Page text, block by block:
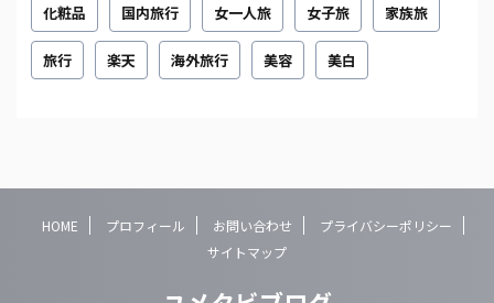
化粧品 国内旅行 女一人旅 女子旅 家族旅
旅行 楽天 海外旅行 美容 美白
HOME プロフィール お問い合わせ
プライバシーポリシー
サイトマップ